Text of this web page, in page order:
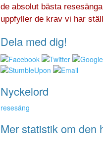
de absolut bästa
uppfyller de krav vi har
Dela med dig!
Nyckelord
resesäng
Mer statistik om den